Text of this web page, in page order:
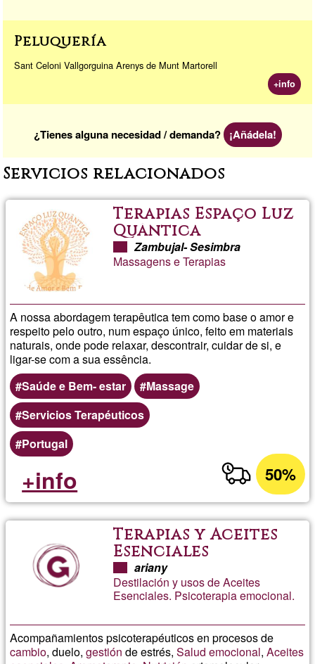
Peluquería
Sant Celoni Vallgorguina Arenys de Munt Martorell
+info
¿Tienes alguna necesidad / demanda? ¡Añádela!
Servicios relacionados
Terapias Espaço Luz
Quântica
Zambujal- Sesimbra
Massagens e Terapias
A nossa abordagem terapêutica tem como base o amor e
respeito pelo outro, num espaço único, feito em materiais
naturais, onde pode relaxar, descontrair, cuidar de si, e
ligar-se com a sua essência.
Saúde e Bem- estar
Massage
Servicios Terapéuticos
Portugal
50%
+info
Terapias y Aceites
Esenciales
ariany
Destilación y usos de Aceites
Esenciales. Psicoterapia emocional.
Acompañamientos psicoterapéuticos en procesos de
cambio, duelo,gestión de estrés,Salud emocional,Aceites